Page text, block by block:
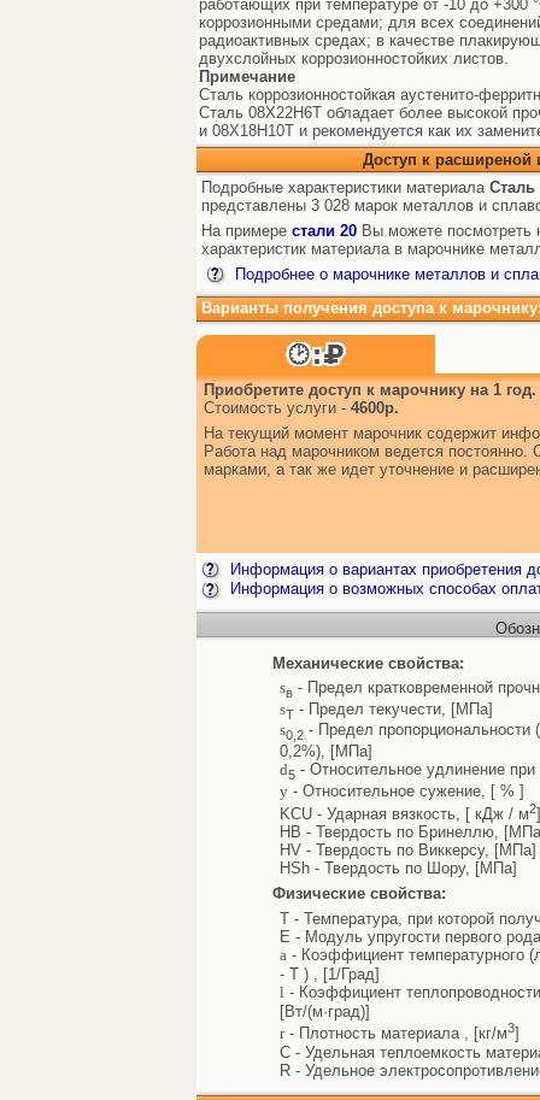
работающих при температуре от -10 до
коррозионными средами; для всех
радиоактивных средах; в качестве
двухслойных коррозионностойких листов.
Примечание
Сталь коррозионностойкая аустенито-
Сталь 08Х22Н6Т обладает более высокой
и 08Х18Н10Т и рекомендуется как их
Доступ к
Подробные характеристики материала Сталь
представлены 3 028 марок металлов и
На примере стали 20 Вы можете посмотреть
характеристик материала в марочнике
Подробнее о марочнике металлов и
Варианты получения доступа к
Приобретите доступ к марочнику на 1 год.
Стоимость услуги - 4600р.
На текущий момент марочник содержит
Работа над марочником ведется постоянно.
марками, а так же идет уточнение и
Информация о вариантах приобретения
Информация о возможных способах
Механические свойства:
sв - Предел кратковременной
sТ- Предел текучести, [МПа]
s0,2- Предел пропорциональности
0,2%), [МПа]
d5- Относительное удлинение
y- Относительное сужение, [ % ]
KCU - Ударная вязкость, [ кДж / м2]
HB - Твердость по Бринеллю,
HV - Твердость по Виккерсу, [МПа]
HSh - Твердость по Шору, [МПа]
Физические свойства:
T - Температура, при которой
E - Модуль упругости первого
a- Коэффициент температурного
- T ) , [1/Град]
l - Коэффициент
[Вт/(м·град)]
r- Плотность материала , [кг/м3]
C - Удельная теплоемкость
R - Удельное